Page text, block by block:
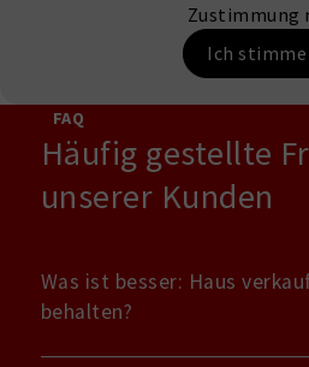
Zustimmung
Ich stimme
FAQ
Häufig gestellte
unserer Kunden
Was ist besser: Haus
behalten?